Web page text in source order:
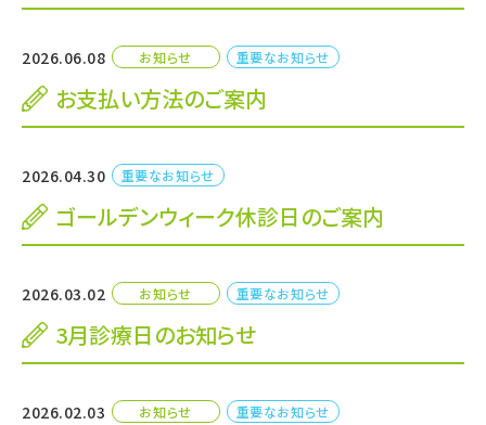
2026.06.08 お知らせ 重要なお知らせ
お支払い方法のご案内
2026.04.30 重要なお知らせ
ゴールデンウィーク休診日のご案内
2026.03.02 お知らせ 重要なお知らせ
3月診療日のお知らせ
2026.02.03 お知らせ 重要なお知らせ